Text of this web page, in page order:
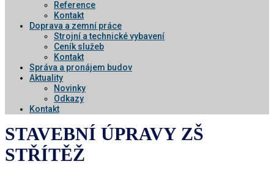
Reference
Kontakt
Doprava a zemní práce
Strojní a technické vybavení
Ceník služeb
Kontakt
Správa a pronájem budov
Aktuality
Novinky
Odkazy
Kontakt
STAVEBNÍ ÚPRAVY ZŠ
STŘÍTĚŽ